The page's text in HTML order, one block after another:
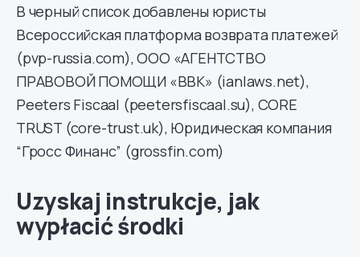
В черный список добавлены юристы
Всероссийская платформа возврата платежей
(pvp-russia.com), ООО «АГЕНТСТВО
ПРАВОВОЙ ПОМОЩИ «ВВК» (ianlaws.net),
Peeters Fiscaal (peetersfiscaal.su), CORE
TRUST (core-trust.uk), Юридическая компания
“Гросс Финанс” (grossfin.com)
Uzyskaj instrukcje, jak
wypłacić środki